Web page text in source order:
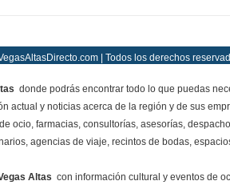
| Todos los derechos
donde podrás encontrar todo lo que puedas
actual y noticias acerca de la región y de sus
ocio, farmacias, consultorías, asesorías,
agencias de viaje, recintos de bodas,
Altas con información cultural y eventos de